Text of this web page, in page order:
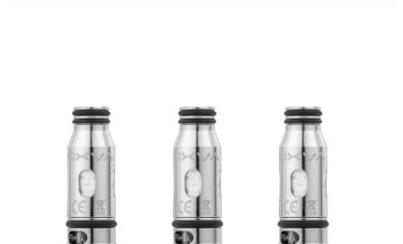
E-CIGARETY
NIKOTINOVÉ SÁČKY
DÁRKOVÉ VOUCHERY